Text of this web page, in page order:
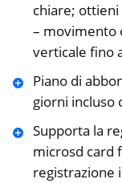
chiare; ottieni
– movimento
verticale fino
Piano di
giorni incluso
Supporta la
microsd card
registrazione